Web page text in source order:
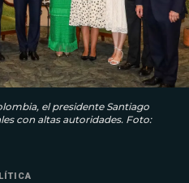
el presidente Santiago
con altas autoridades. Foto: